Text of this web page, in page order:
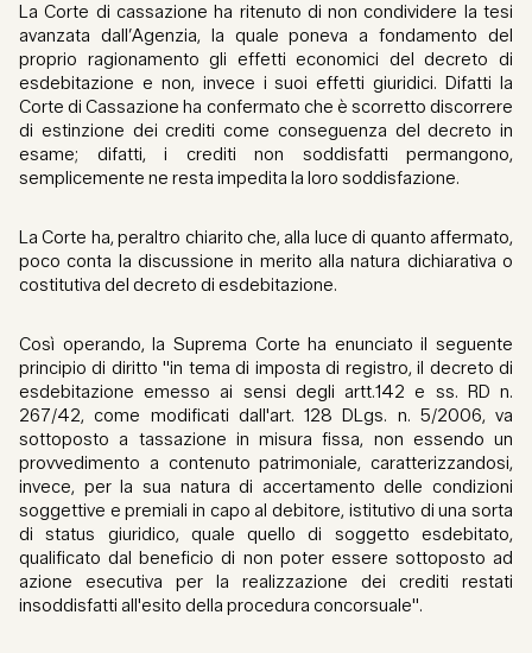
La Corte di cassazione ha ritenuto di non condividere la tesi
avanzata dall’Agenzia, la quale poneva a fondamento del
proprio ragionamento gli effetti economici del decreto di
esdebitazione e non, invece i suoi effetti giuridici. Difatti la
Corte di Cassazione ha confermato che è scorretto discorrere
di estinzione dei crediti come conseguenza del decreto in
esame; difatti, i crediti non soddisfatti permangono,
semplicemente ne resta impedita la loro soddisfazione.
La Corte ha, peraltro chiarito che, alla luce di quanto affermato,
poco conta la discussione in merito alla natura dichiarativa o
costitutiva del decreto di esdebitazione.
Così operando, la Suprema Corte ha enunciato il seguente
principio di diritto "in tema di imposta di registro, il decreto di
esdebitazione emesso ai sensi degli artt.142 e ss. RD n.
267/42, come modificati dall'art. 128 DLgs. n. 5/2006, va
sottoposto a tassazione in misura fissa, non essendo un
provvedimento a contenuto patrimoniale, caratterizzandosi,
invece, per la sua natura di accertamento delle condizioni
soggettive e premiali in capo al debitore, istitutivo di una sorta
di status giuridico, quale quello di soggetto esdebitato,
qualificato dal beneficio di non poter essere sottoposto ad
azione esecutiva per la realizzazione dei crediti restati
insoddisfatti all'esito della procedura concorsuale".